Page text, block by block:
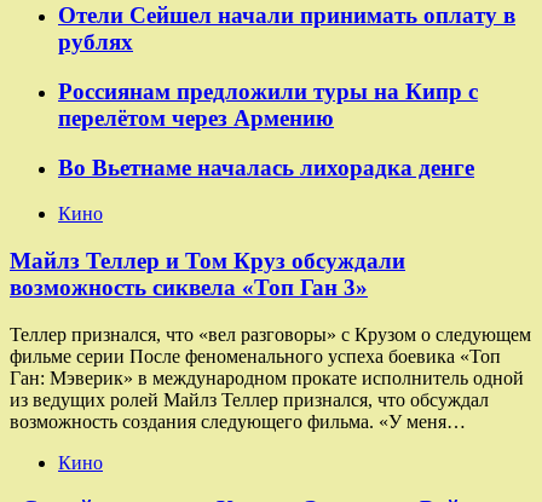
Отели Сейшел начали принимать оплату в
рублях
Россиянам предложили туры на Кипр с
перелётом через Армению
Во Вьетнаме началась лихорадка денге
Кино
Майлз Теллер и Том Круз обсуждали
возможность сиквела «Топ Ган 3»
Теллер признался, что «вел разговоры» с Крузом о следующем
фильме серии После феноменального успеха боевика «Топ
Ган: Мэверик» в международном прокате исполнитель одной
из ведущих ролей Майлз Теллер признался, что обсуждал
возможность создания следующего фильма. «У меня…
Кино